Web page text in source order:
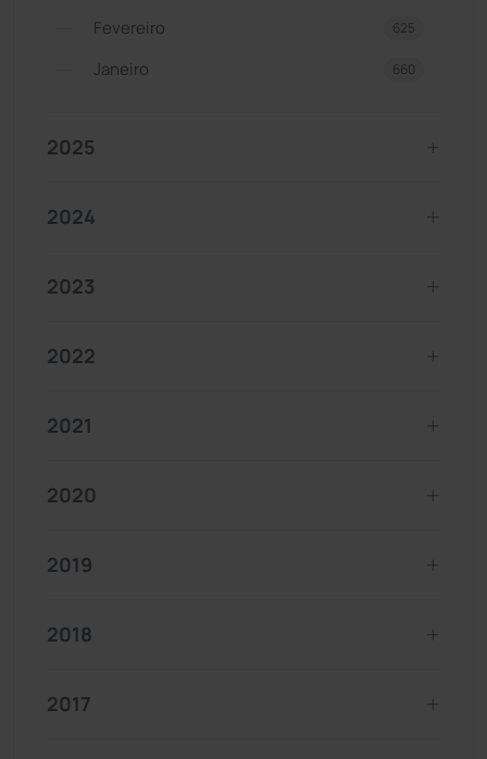
Fevereiro 625
Janeiro 660
2025
2024
2023
2022
2021
2020
2019
2018
2017